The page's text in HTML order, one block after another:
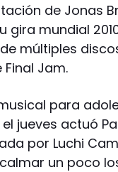
de Jonas
gira mundial
múltiples
Final Jam.
para
jueves actuó
por Luchi
un poco